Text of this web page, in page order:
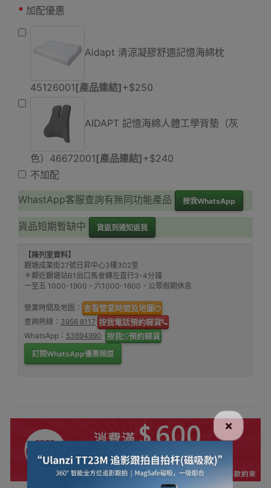
加配優惠
Aidapt 清涼凝膠舒適記憶海綿枕
45126001 [產品連結]+$250
AIDAPT 記憶海綿人體工學背墊（灰
色）46672001 [產品連結]+$240
不加配
WhastApp客服查詢有無同功能產品 按我WhatsApp
貨品短期暫缺中 貨返到通知返我
【陳列室資料】
觀塘成業街27號日昇中心3樓302室
＊鄰近觀塘站B1出口馬會轉左直行3-4分鐘
一至五 1000-1900、六1000-1600、公眾假期休息
營業時間及地圖： 查看營業時間及地圖
查詢熱線： 3956 8117 按我電話預約睇貨
WhatsApp： 53694990 按我 預約睇貨
訂閱WhatsApp優惠頻道
×